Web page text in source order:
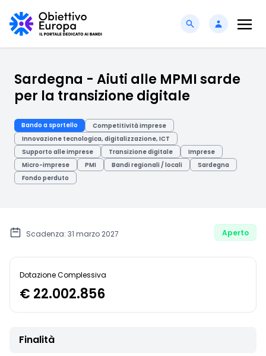
Sardegna - Aiuti alle MPMI sarde
per la transizione digitale
Bando a sportello
Competitività imprese
Innovazione tecnologica, digitalizzazione, ICT
Supporto alle imprese
Transizione digitale
Imprese
Micro-imprese
PMI Bandi regionali / locali
Sardegna
Fondo perduto
Scadenza: 31 marzo 2027 Aperto
Dotazione Complessiva
€ 22.002.856
Finalità